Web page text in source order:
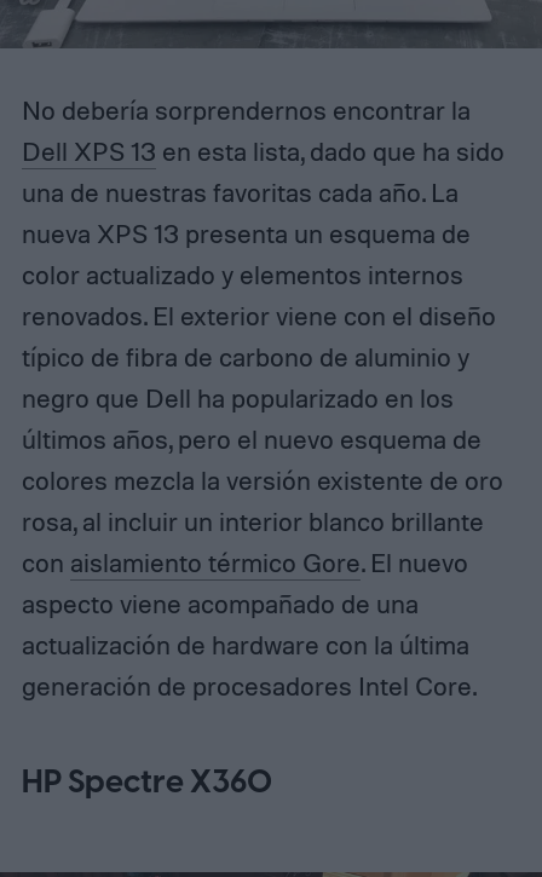
No debería sorprendernos encontrar la
Dell XPS 13 en esta lista, dado que ha sido
una de nuestras favoritas cada año. La
nueva XPS 13 presenta un esquema de
color actualizado y elementos internos
renovados. El exterior viene con el diseño
típico de fibra de carbono de aluminio y
negro que Dell ha popularizado en los
últimos años, pero el nuevo esquema de
colores mezcla la versión existente de oro
rosa, al incluir un interior blanco brillante
con aislamiento térmico Gore. El nuevo
aspecto viene acompañado de una
actualización de hardware con la última
generación de procesadores Intel Core.
HP Spectre X360